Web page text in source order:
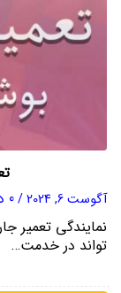
آگوست 6, 2024 /0 دیدگاه
نمایندگی تعمیر
تواند در خدمت…